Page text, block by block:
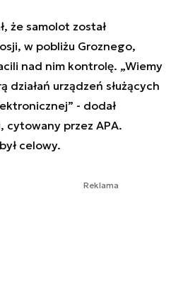
że samolot został
w pobliżu Groznego,
nad nim kontrolę. „Wiemy
działań urządzeń służących
- dodał
cytowany przez APA.
celowy.
Reklama